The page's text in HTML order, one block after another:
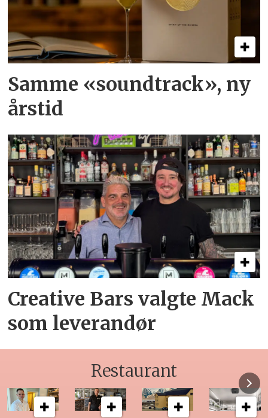
Samme «soundtrack», ny
årstid
Creative Bars valgte Mack
som leverandør
Restaurant